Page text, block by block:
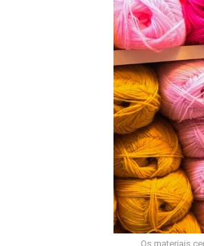
Os materiais